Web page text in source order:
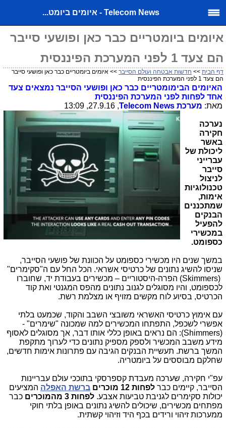
Telecom News - איומים ביומט...
איומים ביומטריים כבר כאן ופושעי סייבר
הם צעד 1 לפני המערכת הפיננסית
דף הבית >> חדשות אבטחה ועולם הסייבר >> איומים ביומטריים כבר כאן ופושעי סייבר
הם צעד 1 לפני המערכת הפיננסית
האיומים הבימומטריים כבר כאן ופושעי הסייבר נמצאים צעד
אחד לפחות לפני המערכת הפיננסית
מאת: מערכת Telecom News
, 27.9.16, 13:09
נערכה
חקירה
באשר
ליכולת של
עברייני
סייבר
לניצול
טכנולוגיות
אימות,
שמתכננים
הבנקים
להפעיל
במכשירי
כספומט.
במשך שנים היו מכשירי כספומט על הכוונת של פושעי הסייבר,
שניסו להשיג נתונים של כרטיסי אשראי. הכל החל עם ה"סקימרים"
(
Skimmers) הפרה-היסטוריים – מכשירים בעבודת יד, שחוברו
לכספומט, והיו מסוגלים לגנוב נתונים מהפס המגנטי ואת קוד
הכרטיס, בסיוע לוח מקשים מזויף או מצלמת רשת.
עם אימוץ כרטיסי האשראי משובצי השבב והקוד, שכמעט בלתי
אפשרי לשכפל, התפתחו המכשירים למה שמכונה "שימרים" -
(
Shimmers): הם נראים באופן כללי אותו דבר, אך מסוגלים לאסוף
מידע משבב המכשיר ולספק מספיק נתונים כדי לערוך מתקפת
המשך ברשת. תעשיית הבנקים הגיבה עם פתרונות אימות חדשים,
שחלקם מבוססים על ביומטריה.
עפ"י חקירה, שערכה מעבדת קספרסקי בתוככי עולם עבריינות
הסייבר, קיימים כבר לפחות 12 מוכרים ברשת האפלה המציעים
יכולות סקימרים לגניבת טביעות אצבע. לפחות 3 מהמוכרים
כבר
מפתחים מכשירים, שיכולים להשיג נתונים באופן בלתי חוקי
ממערכות זיהוי ורידים בכף היד וזיהוי קשתית.